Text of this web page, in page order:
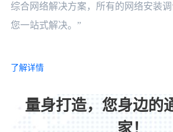
综合网络解决方案，所有的网络安装
您一站式解决。”
了解详情
量身打造，您身边的
家！